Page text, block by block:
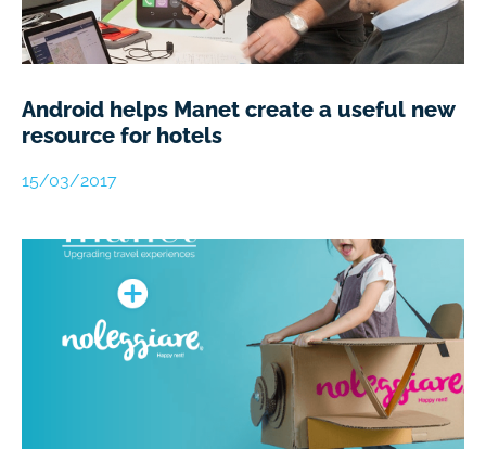
Android helps Manet create a useful new
resource for hotels​
15/03/2017